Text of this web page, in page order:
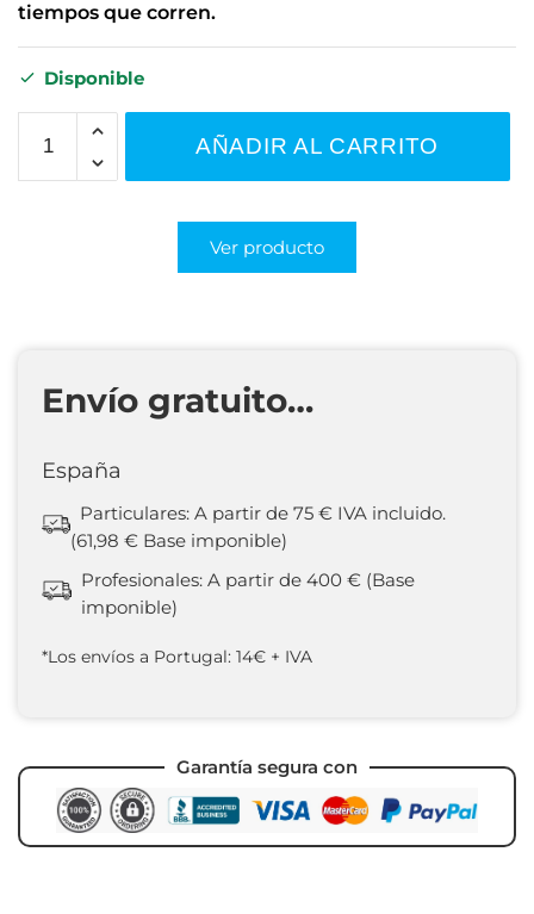
tiempos que corren.
Disponible
AÑADIR AL CARRITO
Ver producto
Envío gratuito…
España
Particulares: A partir de 75 € IVA incluido.
(61,98 € Base imponible)
Profesionales: A partir de 400 € (Base
imponible)
*Los envíos a Portugal: 14€ + IVA
Garantía segura con